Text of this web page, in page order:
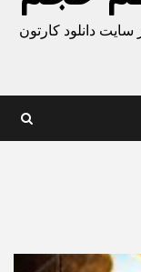
دانلود کارتون